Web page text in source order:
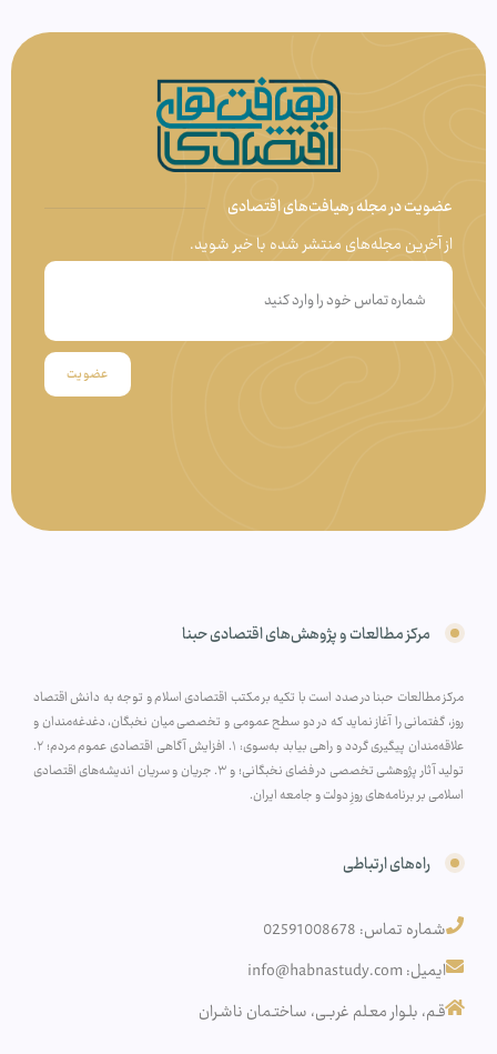
عضویت در مجله رهیافت‌های اقتصادی
از آخرین مجله‌های منتشر شده با خبر شوید.
عضویت
مرکز مطالعات و پژوهش‌های اقتصادی حبنا
مرکز مطالعات حبنا در صدد است با تکیه بر مکتب اقتصادی اسلام و توجه به دانش اقتصاد
روز، گفتمانی را آغاز نماید که در دو سطح عمومی و تخصصی میان نخبگان، دغدغه‌مندان و
علاقه‌مندان پیگیری گردد و راهی بیابد به‌سوی: ۱. افزایش آگاهی اقتصادی عموم مردم؛ ۲.
تولید آثار پژوهشی تخصصی در فضای نخبگانی؛ و ۳. جریان و سریان اندیشه‌های اقتصادی
اسلامی بر برنامه‌های روزِ دولت و جامعه ایران.
راه‌های ارتباطی
شماره تماس: 02591008678
ایمیل: info@habnastudy.com
قـم، بلـوار معـلم غربـی، ساختـمان ناشـران